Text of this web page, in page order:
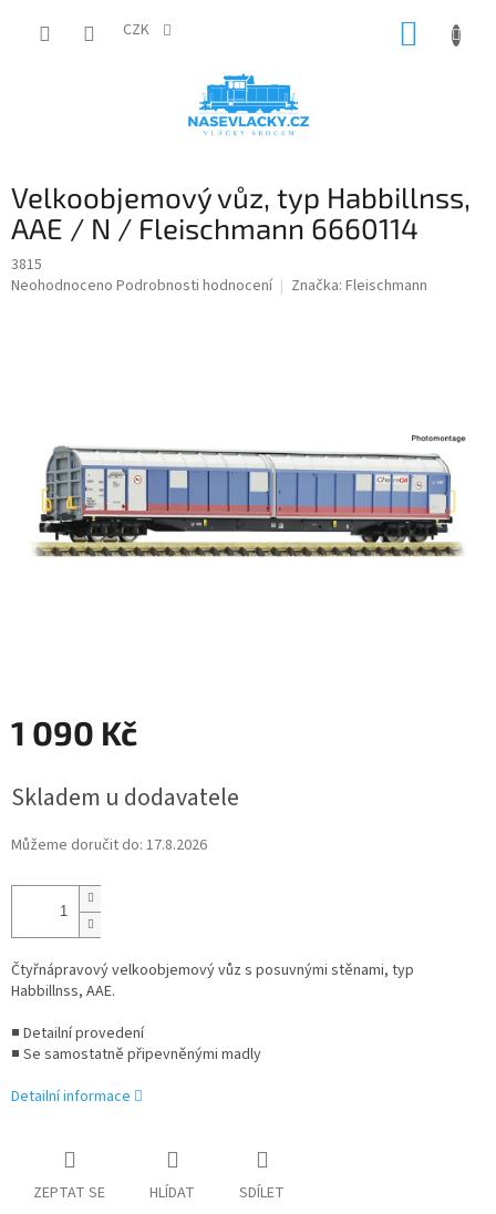
CZK
Velkoobjemový vůz, typ Habbillnss,
AAE / N / Fleischmann 6660114
3815
Průměrné
Neohodnoceno Podrobnosti hodnocení Značka: Fleischmann
1 090 Kč
cena:
Skladem u dodavatele
Můžeme doručit do: 17.8.2026
Čtyřnápravový velkoobjemový vůz s posuvnými stěnami, typ
Habbillnss, AAE.
■ Detailní provedení
■ Se samostatně připevněnými madly
Detailní informace
ZEPTAT SE HLÍDAT SDÍLET